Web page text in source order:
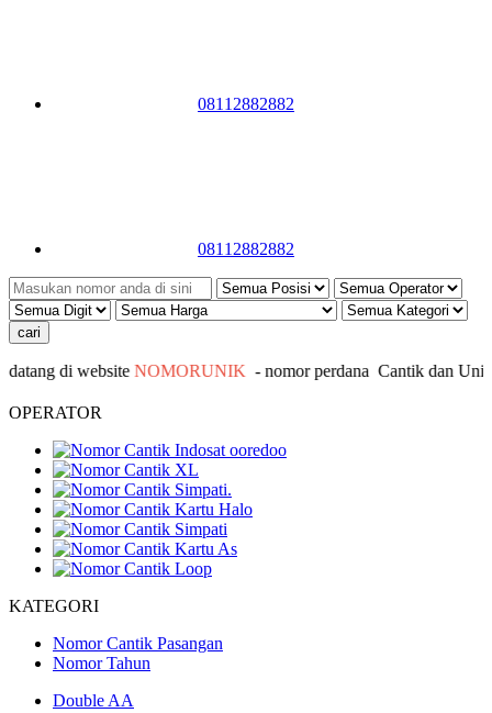
08112882882
08112882882
di websiteNOMORUNIK- nomorperdana Cantik dan Unik -
OPERATOR
KATEGORI
Nomor Cantik Pasangan
Nomor Tahun
Double AA